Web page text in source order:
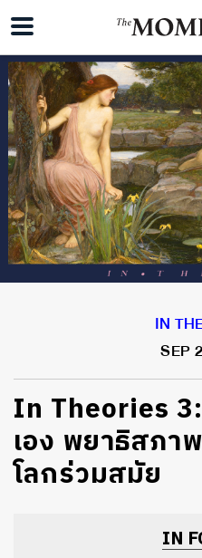
IN
SEP
In Theories
เอง พยาธิสภา
โลกร่วมสมัย
IN